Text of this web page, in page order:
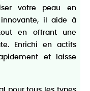
votre peau en
il aide à
en offrant une
Enrichi en actifs
et laisse